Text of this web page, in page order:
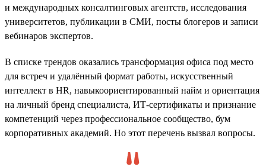
и международных консалтинговых агентств, исследования
университетов, публикации в СМИ, посты блогеров и записи
вебинаров экспертов.
В списке трендов оказались трансформация офиса под место
для встреч и удалённый формат работы, искусственный
интеллект в HR, навыкоориентированный найм и ориентация
на личный бренд специалиста, ИТ-сертификаты и признание
компетенций через профессиональное сообщество, бум
корпоративных академий. Но этот перечень вызвал вопросы.